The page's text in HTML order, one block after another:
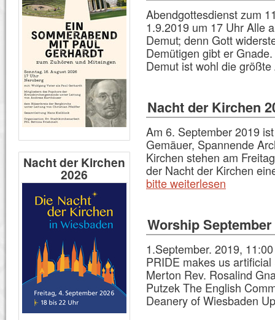
Abendgottesdienst zum
1.9.2019 um 17 Uhr Alle
Demut; denn Gott
Demütigen gibt er
Demut ist wohl die
Nacht der Kirchen
Am 6. September 2019
Gemäuer, Spannende
Kirchen stehen am
der Nacht der Kirchen
bitte weiterlesen
Worship September
1.September. 2019,
PRIDE makes us
Merton Rev. Rosalind
Putzek The English
Deanery of Wiesbaden
Nacht der Kirchen
2026